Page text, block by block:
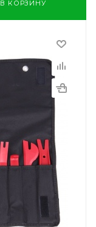
В КОРЗИНУ